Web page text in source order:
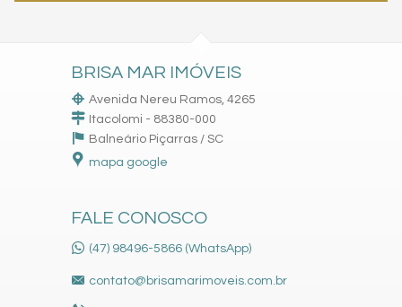
BRISA MAR IMÓVEIS
Avenida Nereu Ramos, 4265
Itacolomi - 88380-000
Balneário Piçarras / SC
mapa google
FALE CONOSCO
(47) 98496-5866 (WhatsApp)
contato@brisamarimoveis.com.br